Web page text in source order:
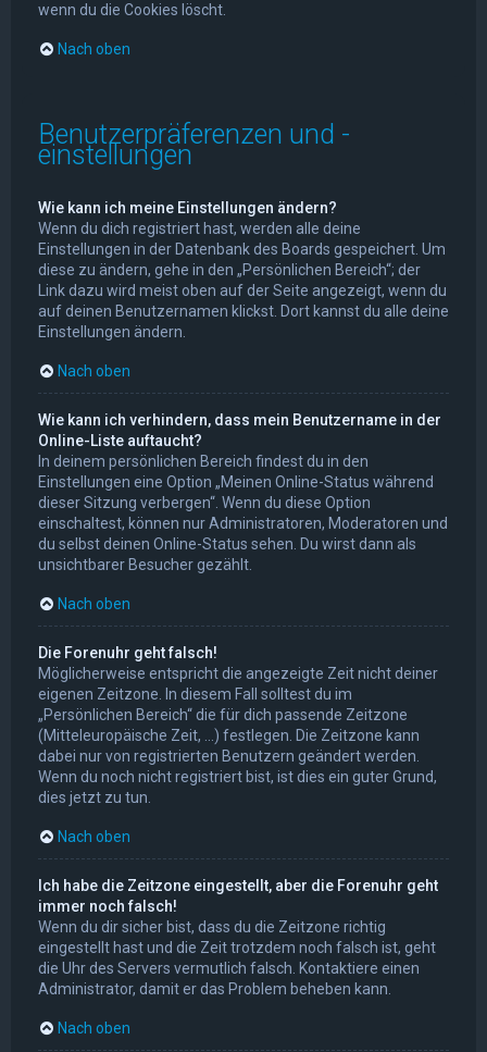
wenn du die Cookies löscht.
Nach oben
Benutzerpräferenzen und -
einstellungen
Wie kann ich meine Einstellungen ändern?
Wenn du dich registriert hast, werden alle deine
Einstellungen in der Datenbank des Boards gespeichert. Um
diese zu ändern, gehe in den „Persönlichen Bereich“; der
Link dazu wird meist oben auf der Seite angezeigt, wenn du
auf deinen Benutzernamen klickst. Dort kannst du alle deine
Einstellungen ändern.
Nach oben
Wie kann ich verhindern, dass mein Benutzername in der
Online-Liste auftaucht?
In deinem persönlichen Bereich findest du in den
Einstellungen eine Option „Meinen Online-Status während
dieser Sitzung verbergen“. Wenn du diese Option
einschaltest, können nur Administratoren, Moderatoren und
du selbst deinen Online-Status sehen. Du wirst dann als
unsichtbarer Besucher gezählt.
Nach oben
Die Forenuhr geht falsch!
Möglicherweise entspricht die angezeigte Zeit nicht deiner
eigenen Zeitzone. In diesem Fall solltest du im
„Persönlichen Bereich“ die für dich passende Zeitzone
(Mitteleuropäische Zeit, ...) festlegen. Die Zeitzone kann
dabei nur von registrierten Benutzern geändert werden.
Wenn du noch nicht registriert bist, ist dies ein guter Grund,
dies jetzt zu tun.
Nach oben
Ich habe die Zeitzone eingestellt, aber die Forenuhr geht
immer noch falsch!
Wenn du dir sicher bist, dass du die Zeitzone richtig
eingestellt hast und die Zeit trotzdem noch falsch ist, geht
die Uhr des Servers vermutlich falsch. Kontaktiere einen
Administrator, damit er das Problem beheben kann.
Nach oben